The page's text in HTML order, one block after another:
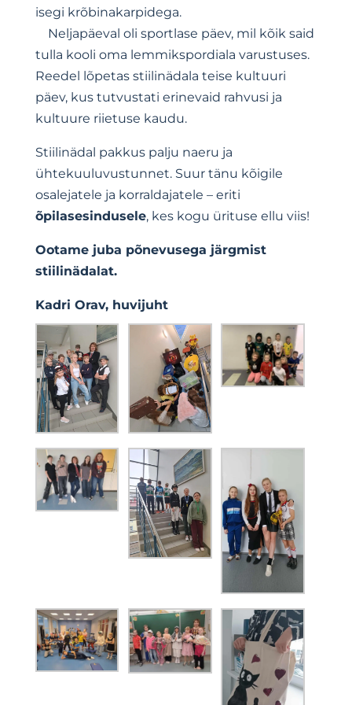
isegi krõbinakarpidega.
Neljapäeval oli sportlase päev, mil kõik said
tulla kooli oma lemmikspordiala varustuses.
Reedel lõpetas stiilinädala teise kultuuri
päev, kus tutvustati erinevaid rahvusi ja
kultuure riietuse kaudu.
Stiilinädal pakkus palju naeru ja
ühtekuuluvustunnet. Suur tänu kõigile
osalejatele ja korraldajatele – eriti
õpilasesindusele, kes kogu ürituse ellu viis!
Ootame juba põnevusega järgmist
stiilinädalat.
Kadri Orav, huvijuht